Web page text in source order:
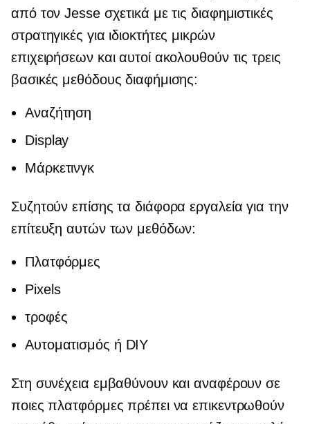
από τον Jesse σχετικά με τις διαφημιστικές
στρατηγικές για ιδιοκτήτες μικρών
επιχειρήσεων και αυτοί ακολουθούν τις τρεις
βασικές μεθόδους διαφήμισης:
Αναζήτηση
Display
Μάρκετινγκ
Συζητούν επίσης τα διάφορα εργαλεία για την
επίτευξη αυτών των μεθόδων:
Πλατφόρμες
Pixels
τροφές
Αυτοματισμός ή DIY
Στη συνέχεια εμβαθύνουν και αναφέρουν σε
ποιες πλατφόρμες πρέπει να επικεντρωθούν